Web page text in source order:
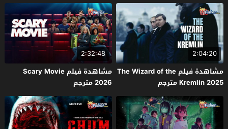
2:04:20
مشاهدة فيلم The Wizard of the
Kremlin 2025 مترجم
2:32:48
مشاهدة فيلم Scary Movie
2026 مترجم